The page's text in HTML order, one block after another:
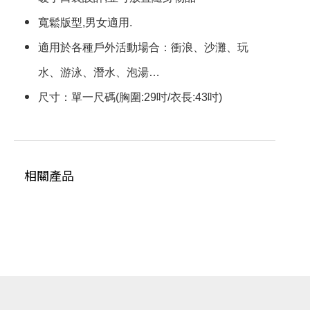
寬鬆版型,男女適用.
適用於各種戶外活動場合：衝浪、沙灘、玩
水、游泳、潛水、泡湯…
尺寸：單一尺碼(胸圍:29吋/衣長:43吋)
相關產品